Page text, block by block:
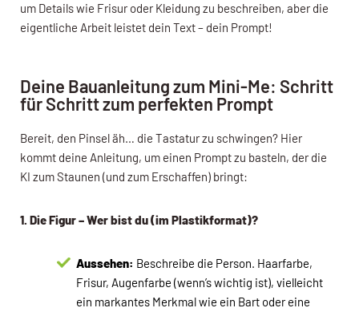
um Details wie Frisur oder Kleidung zu beschreiben, aber die
eigentliche Arbeit leistet dein Text – dein Prompt!
Deine Bauanleitung zum Mini-Me: Schritt
für Schritt zum perfekten Prompt
Bereit, den Pinsel äh… die Tastatur zu schwingen? Hier
kommt deine Anleitung, um einen Prompt zu basteln, der die
KI zum Staunen (und zum Erschaffen) bringt:
1. Die Figur – Wer bist du (im Plastikformat)?
Aussehen: Beschreibe die Person. Haarfarbe,
Frisur, Augenfarbe (wenn’s wichtig ist), vielleicht
ein markantes Merkmal wie ein Bart oder eine